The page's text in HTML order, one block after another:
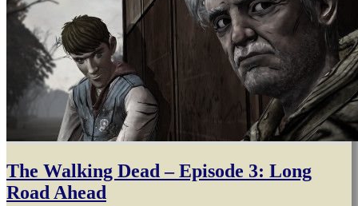
The Walking Dead – Episode 3: Long
Road Ahead